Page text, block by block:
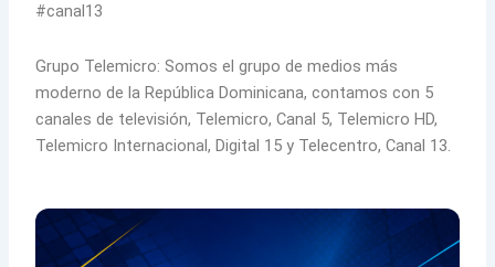
#canal13
Grupo Telemicro: Somos el grupo de medios más
moderno de la República Dominicana, contamos con 5
canales de televisión, Telemicro, Canal 5, Telemicro HD,
Telemicro Internacional, Digital 15 y Telecentro, Canal 13.